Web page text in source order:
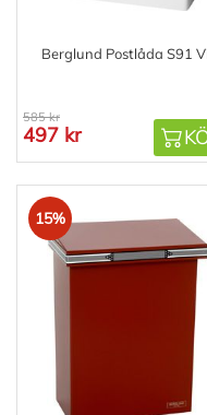
Berglund Postlåda S91
585 kr
497 kr
15%